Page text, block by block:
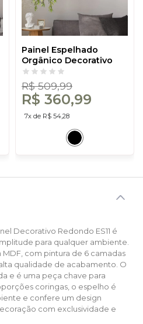
Painel Espelhado
Orgânico Decorativo
Nature Es16 Preto -
Dalla Costa
R$ 509,99
R$ 360,99
7x de R$ 54,28
Decorativo Redondo ES11 é
para qualquer ambiente.
com pintura de 6 camadas
qualidade de acabamento. O
e é uma peça chave para
coringas, o espelho é
e confere um design
com exclusividade e